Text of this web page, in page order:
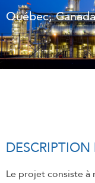
Québec, Canada
DESCRIPTION
Le projet consiste à